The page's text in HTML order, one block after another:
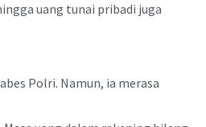
uang tunai pribadi juga
Polri. Namun, ia merasa